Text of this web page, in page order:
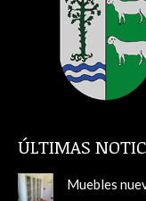
ÚLTIMAS
Muebles